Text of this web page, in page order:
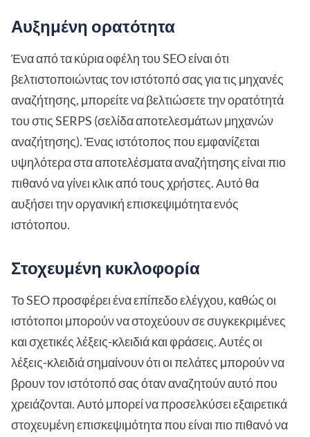
Αυξημένη ορατότητα
Ένα από τα κύρια οφέλη του SEO είναι ότι
βελτιστοποιώντας τον ιστότοπό σας για τις μηχανές
αναζήτησης, μπορείτε να βελτιώσετε την ορατότητά
του στις SERPS (σελίδα αποτελεσμάτων μηχανών
αναζήτησης). Ένας ιστότοπος που εμφανίζεται
υψηλότερα στα αποτελέσματα αναζήτησης είναι πιο
πιθανό να γίνει κλικ από τους χρήστες. Αυτό θα
αυξήσει την οργανική επισκεψιμότητα ενός
ιστότοπου.
Στοχευμένη κυκλοφορία
Το SEO προσφέρει ένα επίπεδο ελέγχου, καθώς οι
ιστότοποι μπορούν να στοχεύουν σε συγκεκριμένες
και σχετικές λέξεις-κλειδιά και φράσεις. Αυτές οι
λέξεις-κλειδιά σημαίνουν ότι οι πελάτες μπορούν να
βρουν τον ιστότοπό σας όταν αναζητούν αυτό που
χρειάζονται. Αυτό μπορεί να προσελκύσει εξαιρετικά
στοχευμένη επισκεψιμότητα που είναι πιο πιθανό να